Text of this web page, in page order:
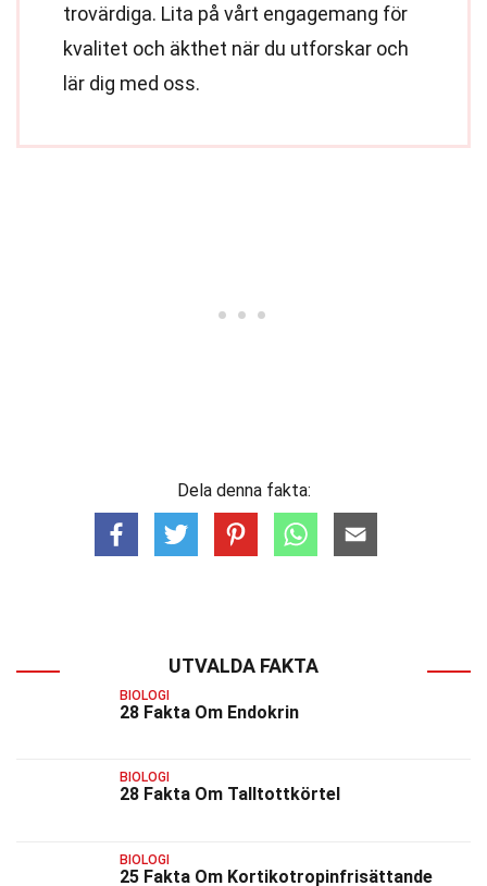
trovärdiga. Lita på vårt engagemang för
kvalitet och äkthet när du utforskar och
lär dig med oss.
Dela denna fakta:
UTVALDA FAKTA
BIOLOGI
28 Fakta Om Endokrin
BIOLOGI
28 Fakta Om Talltottkörtel
BIOLOGI
25 Fakta Om Kortikotropinfrisättande